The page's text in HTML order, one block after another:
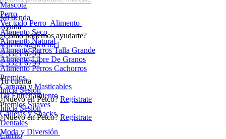
Mi tienda
Ayuda
¿Cómo podemos ayudarte?
sclientes@petco.cl
2 3321 6799
2 3321 6799
Tu cuenta
Inicia Sesión
¿Nuevo en Petco? Regístrate
Inicia Sesión
¿Nuevo en Petco? Regístrate
Carrito
Mascota
Perro
Ver todo Perro Alimento
Alimento Seco
Alimento Natural
Alimento Perros Talla Grande
Alimento Libre De Granos
Alimento Perros Cachorros
Premios
Carnaza y Masticables
De Entrenamiento
Premios Suaves
Galletas y Snacks
Dentales
Moda y Diversión